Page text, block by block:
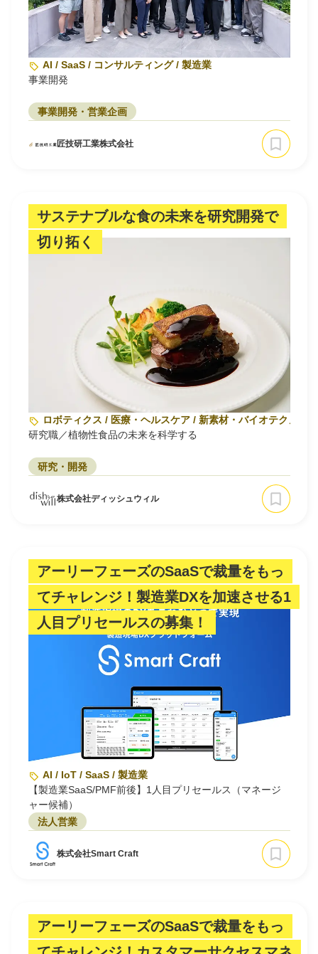
AI / SaaS / コンサルティング / 製造業
事業開発
事業開発・営業企画
匠技研工業株式会社
サステナブルな食の未来を研究開発で
切り拓く
ロボティクス / 医療・ヘルスケア / 新素材・バイオテクノロ
研究職／植物性食品の未来を科学する
研究・開発
株式会社ディッシュウィル
アーリーフェーズのSaaSで裁量をもっ
てチャレンジ！製造業DXを加速させる1
人目プリセールスの募集！
AI / IoT / SaaS / 製造業
【製造業SaaS/PMF前後】1人目プリセールス（マネージ
ャー候補）
法人営業
株式会社Smart Craft
アーリーフェーズのSaaSで裁量をもっ